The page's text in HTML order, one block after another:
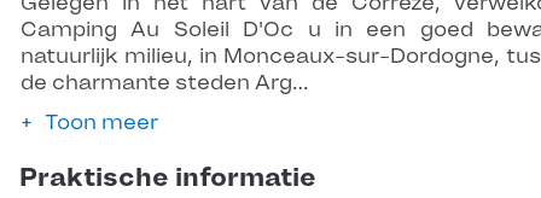
Camping Au Soleil D'Oc u in een goed
natuurlijk milieu, in Monceaux-sur-Dordogne,
de charmante steden Arg…
Toon meer
Praktische informatie